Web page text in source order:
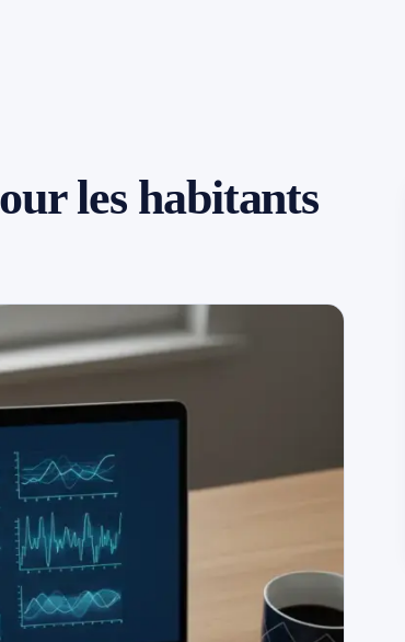
les habitants